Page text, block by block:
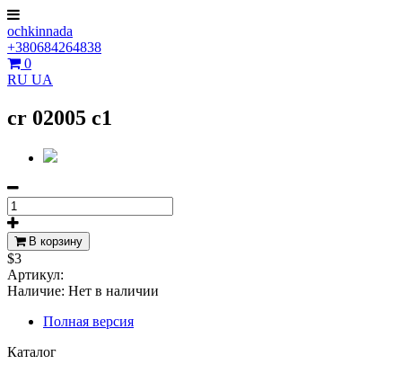
ochkinnada
+380684264838
0
RU UA
cr 02005 c1
В корзину
$3
Артикул:
Наличие: Нет в наличии
Полная версия
Каталог